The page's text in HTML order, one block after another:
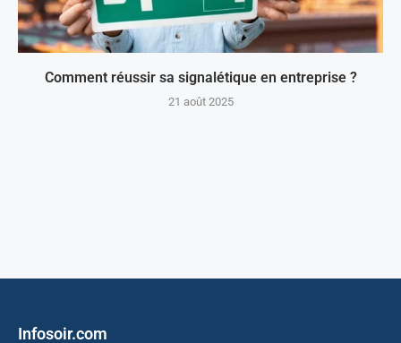
Comment réussir sa signalétique en entreprise ?
21 août 2025
Infosoir.com